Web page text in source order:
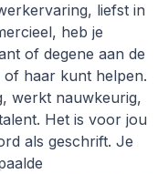
liefst in
heb je
of degene aan de
of haar kunt helpen.
werkt nauwkeurig,
Het is voor jou
als geschrift. Je